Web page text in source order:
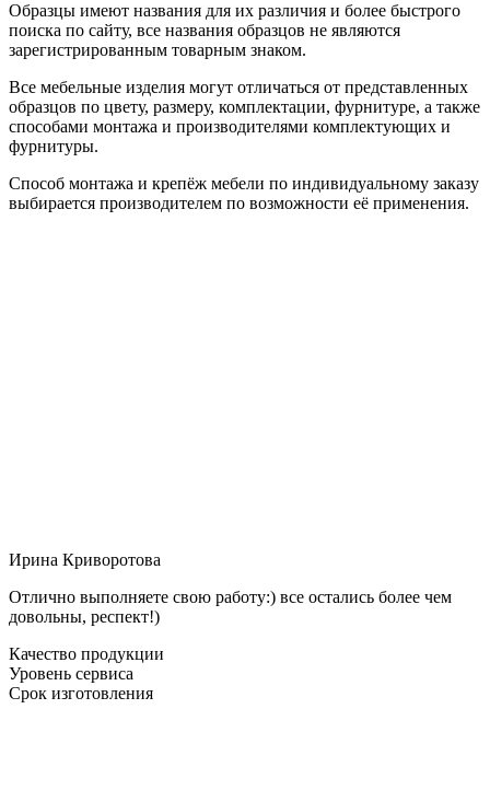
Образцы имеют названия для их различия и более быстрого
поиска по сайту, все названия образцов не являются
зарегистрированным товарным знаком.
Все мебельные изделия могут отличаться от представленных
образцов по цвету, размеру, комплектации, фурнитуре, а также
способами монтажа и производителями комплектующих и
фурнитуры.
Способ монтажа и крепёж мебели по индивидуальному заказу
выбирается производителем по возможности её применения.
Ирина Криворотова
Отлично выполняете свою работу:) все остались более чем
довольны, респект!)
Качество продукции
Уровень сервиса
Срок изготовления